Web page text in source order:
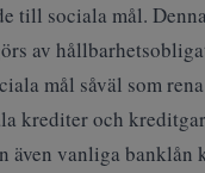
till sociala mål.
av
mål såväl som
krediter och
även vanliga banklån